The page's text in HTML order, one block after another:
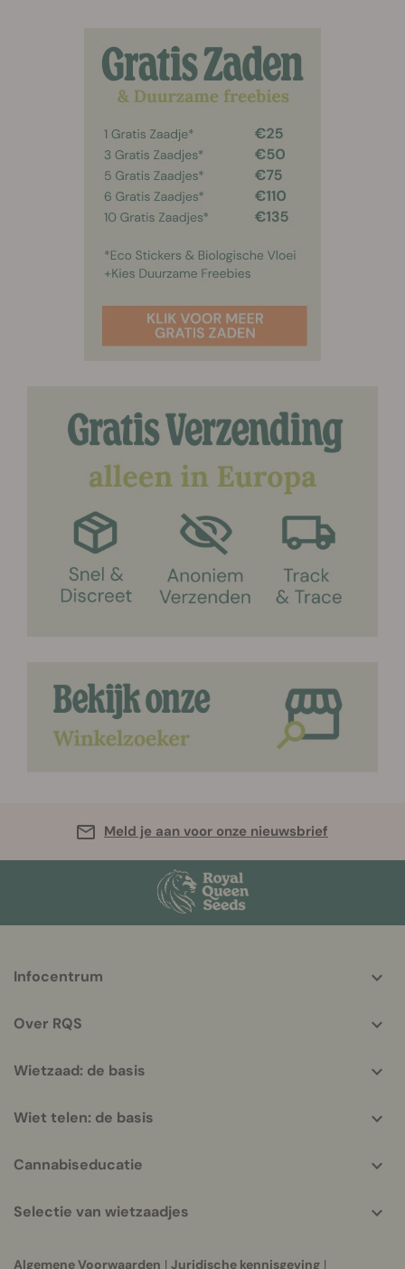
Meld je aan voor onze nieuwsbrief
helpful
Infocentrum
Over RQS
Wietzaad: de basis
Wiet telen: de basis
Cannabiseducatie
Selectie van wietzaadjes
Algemene Voorwaarden | Juridische kennisgeving |